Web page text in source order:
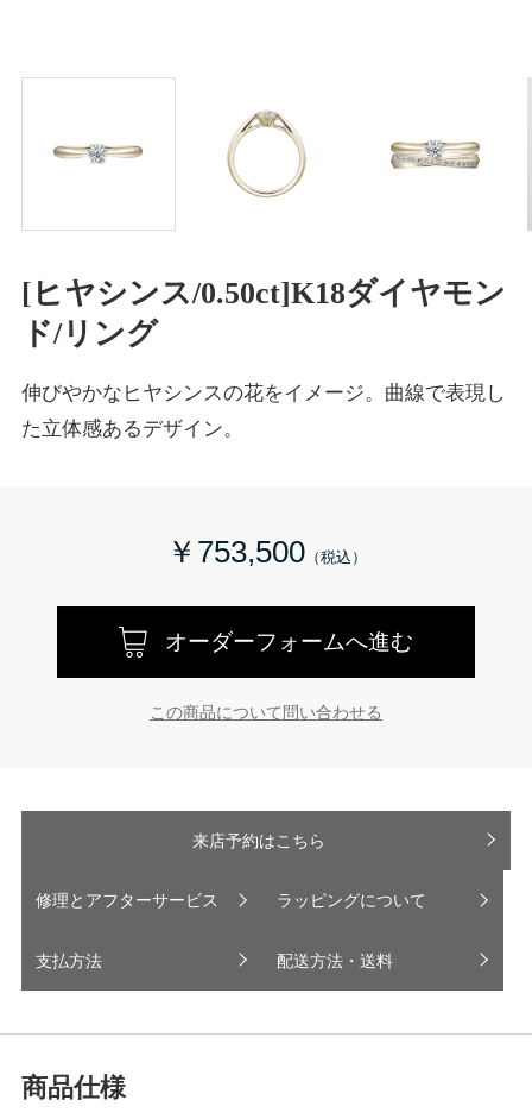
[ヒヤシンス/0.50ct]K18ダイヤモン
ド/リング
伸びやかなヒヤシンスの花をイメージ。曲線で表現し
た立体感あるデザイン。
￥753,500
オーダーフォームへ進む
この商品について問い合わせる
来店予約はこちら
修理とアフターサービス ラッピングについて
支払方法 配送方法・送料